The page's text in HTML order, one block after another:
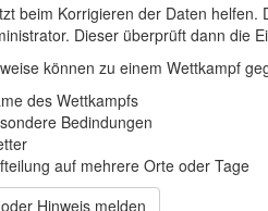
beim Korrigieren der Daten
Dieser überprüft dann die
können zu einem Wettkampf
des Wettkampfs
Bedindungen
auf mehrere Orte oder Tage
Hinweis melden